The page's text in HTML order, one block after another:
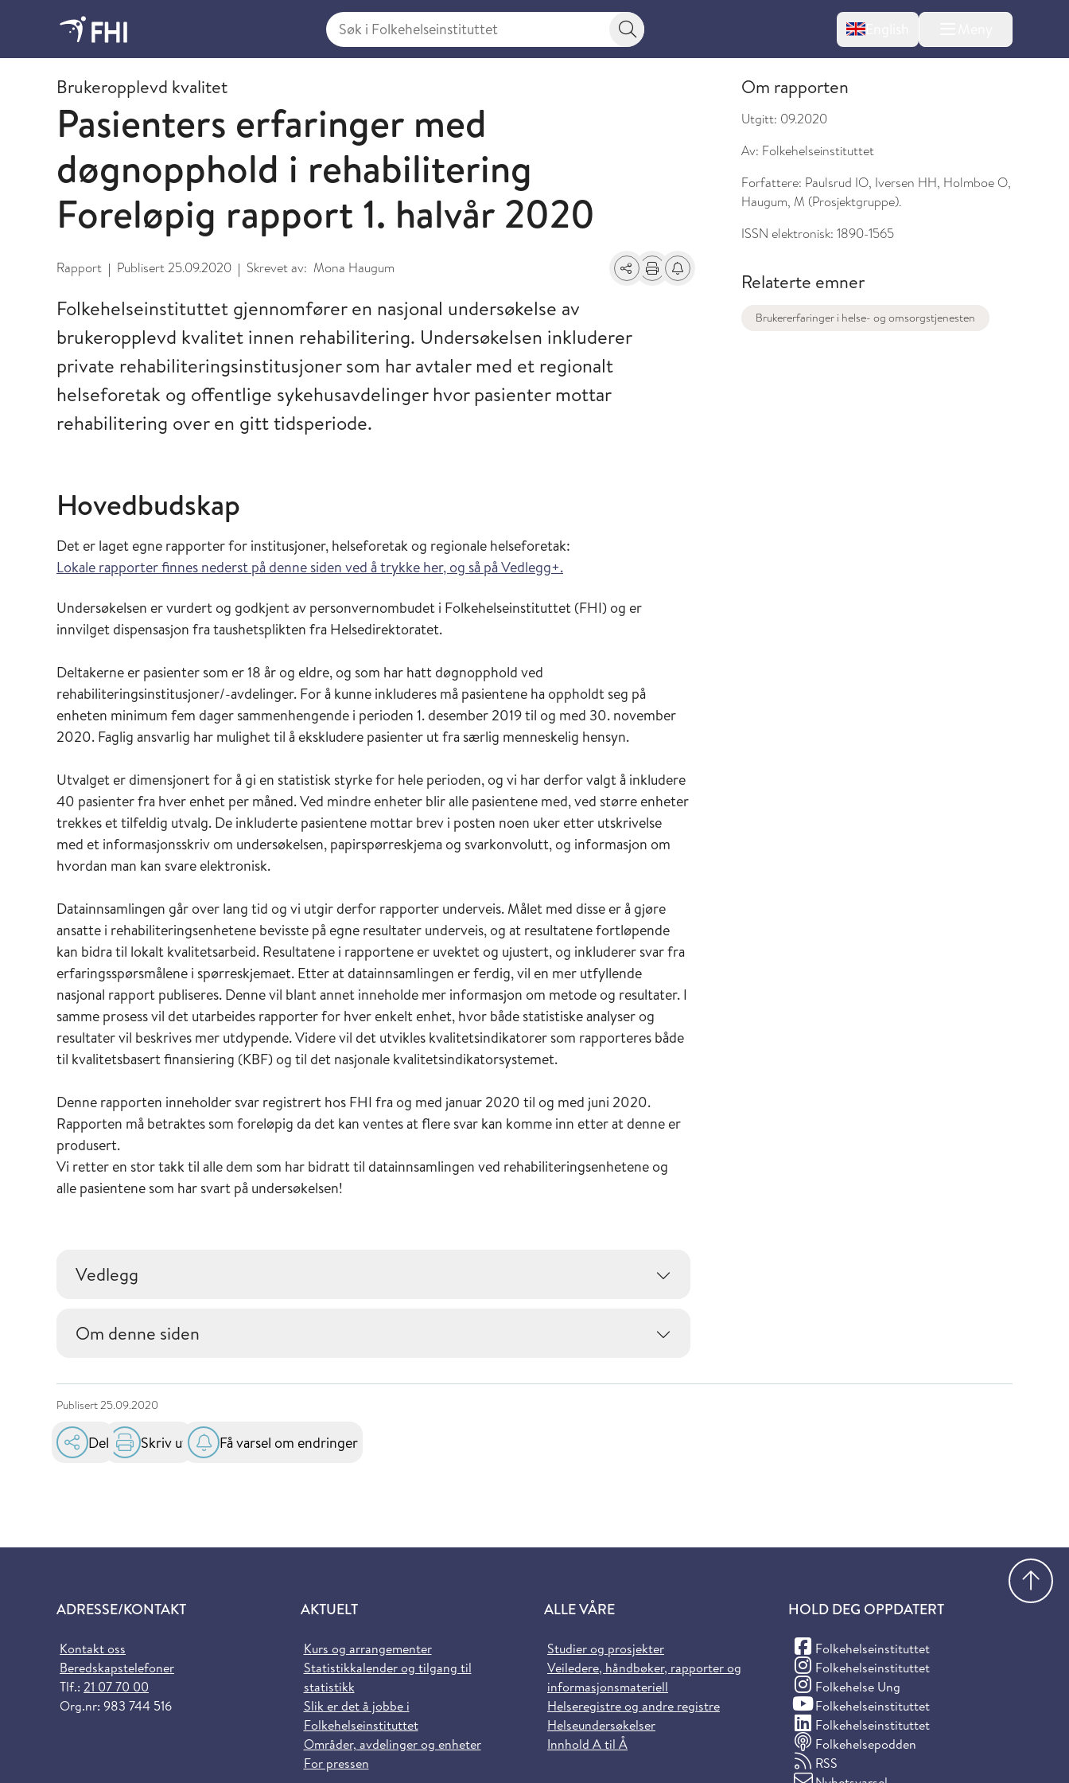
Søk i Folkehelseinstituttet
Søkeknapp English
2020 - publikasjoner fra FHI
Brukeropplevd kvalitet
Pasienters erfaringer med
døgnopphold i rehabilitering
Foreløpig rapport 1. halvår 2020
Rapport | Publisert25.09.2020 | Skrevet av: Mona Haugum Del Skriv utFå varsel om endringer
Folkehelseinstituttet gjennomfører en nasjonal undersøkelse av
brukeropplevd kvalitet innen rehabilitering. Undersøkelsen inkluderer
private rehabiliteringsinstitusjoner som har avtaler med et regionalt
helseforetak og offentlige sykehusavdelinger hvor pasienter mottar
rehabilitering over en gitt tidsperiode.
Hovedbudskap
Det er laget egne rapporter for institusjoner, helseforetak og regionale helseforetak:
Lokale rapporter finnes nederst på denne siden ved å trykke her, og så på Vedlegg+.
Undersøkelsen er vurdert og godkjent av personvernombudet i Folkehelseinstituttet (FHI) og er
innvilget dispensasjon fra taushetsplikten fra Helsedirektoratet.
Deltakerne er pasienter som er 18 år og eldre, og som har hatt døgnopphold ved
rehabiliteringsinstitusjoner/-avdelinger. For å kunne inkluderes må pasientene ha oppholdt seg på
enheten minimum fem dager sammenhengende i perioden 1. desember 2019 til og med 30. november
2020. Faglig ansvarlig har mulighet til å ekskludere pasienter ut fra særlig menneskelig hensyn.
Utvalget er dimensjonert for å gi en statistisk styrke for hele perioden, og vi har derfor valgt å inkludere
40 pasienter fra hver enhet per måned. Ved mindre enheter blir alle pasientene med, ved større enheter
trekkes et tilfeldig utvalg. De inkluderte pasientene mottar brev i posten noen uker etter utskrivelse
med et informasjonsskriv om undersøkelsen, papirspørreskjema og svarkonvolutt, og informasjon om
hvordan man kan svare elektronisk.
Datainnsamlingen går over lang tid og vi utgir derfor rapporter underveis. Målet med disse er å gjøre
ansatte i rehabiliteringsenhetene bevisste på egne resultater underveis, og at resultatene fortløpende
kan bidra til lokalt kvalitetsarbeid. Resultatene i rapportene er uvektet og ujustert, og inkluderer svar fra
erfaringsspørsmålene i spørreskjemaet. Etter at datainnsamlingen er ferdig, vil en mer utfyllende
nasjonal rapport publiseres. Denne vil blant annet inneholde mer informasjon om metode og resultater. I
samme prosess vil det utarbeides rapporter for hver enkelt enhet, hvor både statistiske analyser og
resultater vil beskrives mer utdypende. Videre vil det utvikles kvalitetsindikatorer som rapporteres både
til kvalitetsbasert finansiering (KBF) og til det nasjonale kvalitetsindikatorsystemet.
Denne rapporten inneholder svar registrert hos FHI fra og med januar 2020 til og med juni 2020.
Rapporten må betraktes som foreløpig da det kan ventes at flere svar kan komme inn etter at denne er
produsert.
Vi retter en stor takk til alle dem som har bidratt til datainnsamlingen ved rehabiliteringsenhetene og
alle pasientene som har svart på undersøkelsen!
Vedlegg
Om denne siden
Om rapporten
Utgitt: 09.2020
Av: Folkehelseinstituttet
Forfattere: Paulsrud IO, Iversen HH, Holmboe O,
Haugum, M (Prosjektgruppe).
ISSN elektronisk: 1890-1565
Relaterte emner
Brukererfaringer i helse- og omsorgstjenesten
Publisert25.09.2020
Del Skriv ut Få varsel om endringer
ADRESSE/KONTAKT
Kontakt oss
Beredskapstelefoner
Tlf.: 21 07 70 00
Org.nr: 983 744 516
AKTUELT
Kurs og arrangementer
Statistikkalender og tilgang til
statistikk
Slik er det å jobbe i
Folkehelseinstituttet
Områder, avdelinger og enheter
For pressen
ALLE VÅRE
Studier og prosjekter
Veiledere, håndbøker, rapporter og
informasjonsmateriell
Helseregistre og andre registre
Helseundersøkelser
Innhold A til Å
HOLD DEG OPPDATERT
Folkehelseinstituttet
(Facebook)
Folkehelseinstituttet
(Instagram)
Folkehelse Ung
(Instagram)
Folkehelseinstituttet
(YouTube)
Folkehelseinstituttet
(LinkedIn)
Folkehelsepodden
RSS